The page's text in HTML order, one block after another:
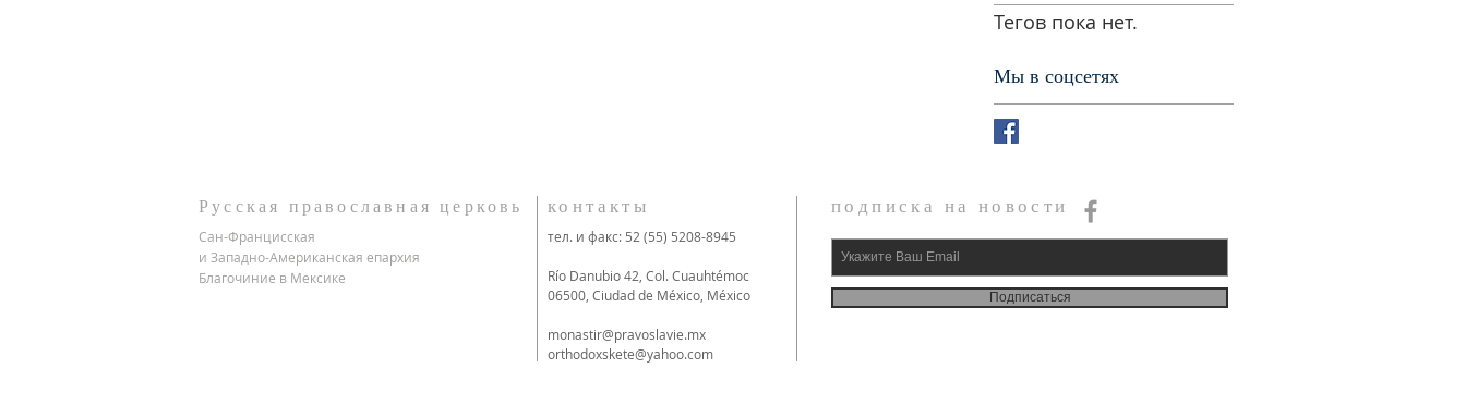
Тегов пока нет.
Мы в соцсетях
контакты
Сан-Францисская
и Западно-Американская епархия
Благочиние в Мексике
Русская православная церковь
тел. и факс: 52 (55) 5208-8945
Río Danubio 42, Col. Cuauhtémoc
06500, Ciudad de México, México
monastir@pravoslavie.mx
orthodoxskete@yahoo.com
Подписаться
подписка на новости